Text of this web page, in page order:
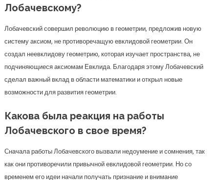
Лобачевскому?
Лобачевский совершил революцию в геометрии, предложив новую
систему аксиом, не противоречащую евклидовой геометрии. Он
создал неевклидову геометрию, которая изучает пространства, не
подчиняющиеся аксиомам Евклида. Благодаря этому Лобачевский
сделал важный вклад в области математики и открыл новые
возможности для развития геометрии.
Какова была реакция на работы
Лобачевского в свое время?
Сначала работы Лобачевского вызвали недоумение и сомнения, так
как они противоречили привычной евклидовой геометрии. Но со
временем его идеи начали получать признание и внимание